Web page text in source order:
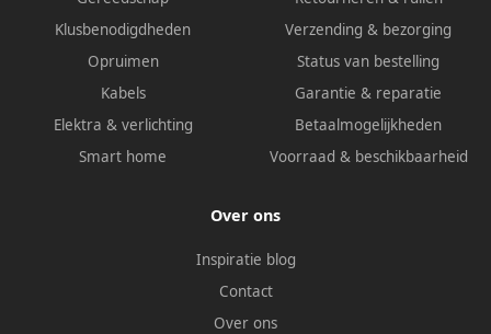
Klusbenodigdheden
Opruimen
Kabels
Elektra & verlichting
Smart home
Verzending & bezorging
Status van bestelling
Garantie & reparatie
Betaalmogelijkheden
Voorraad & beschikbaarheid
Over ons
Inspiratie blog
Contact
Over ons